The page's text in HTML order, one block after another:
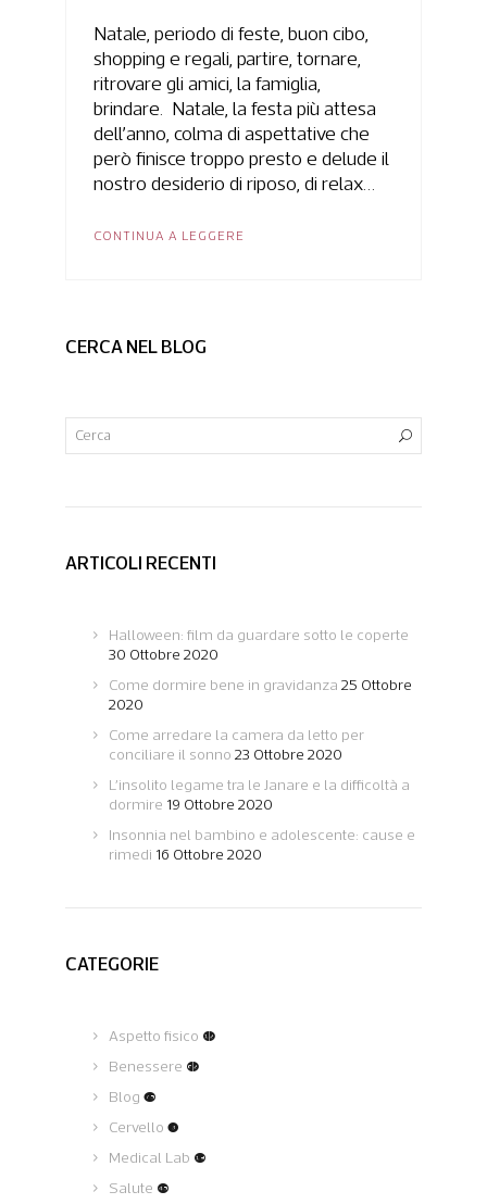
Natale, periodo di feste, buon cibo,
shopping e regali, partire, tornare,
ritrovare gli amici, la famiglia,
brindare. Natale, la festa più attesa
dell’anno, colma di aspettative che
però finisce troppo presto e delude il
nostro desiderio di riposo, di relax…
CONTINUA A LEGGERE
CERCA NEL BLOG
ARTICOLI RECENTI
Halloween: film da guardare sotto le coperte
30 Ottobre 2020
Come dormire bene in gravidanza 25 Ottobre
2020
Come arredare la camera da letto per
conciliare il sonno 23 Ottobre 2020
L’insolito legame tra le Janare e la difficoltà a
dormire 19 Ottobre 2020
Insonnia nel bambino e adolescente: cause e
rimedi 16 Ottobre 2020
CATEGORIE
Aspetto fisico (12)
Benessere (62)
Blog (75)
Cervello (3)
Medical Lab (19)
Salute (45)